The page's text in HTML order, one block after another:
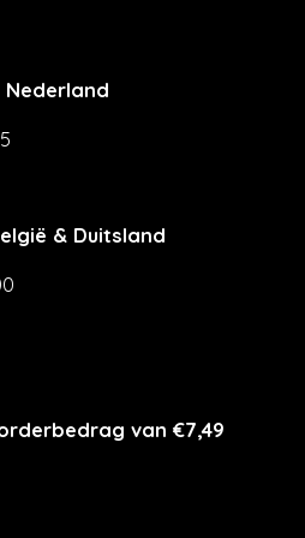
Nederland
& Duitsland
van €7,49